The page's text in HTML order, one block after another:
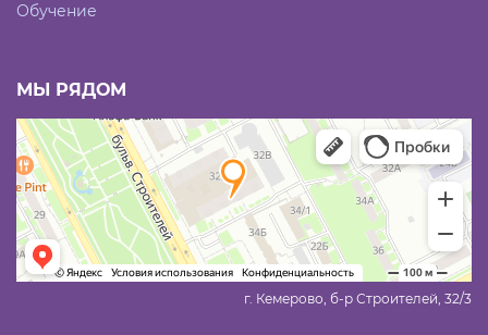
Обучение
МЫ РЯДОМ
г. Кемерово, б-р Строителей, 32/3